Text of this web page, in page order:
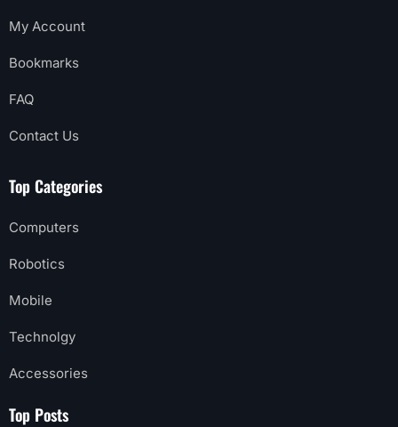
My Account
Bookmarks
FAQ
Contact Us
Top Categories
Computers
Robotics
Mobile
Technolgy
Accessories
Top Posts